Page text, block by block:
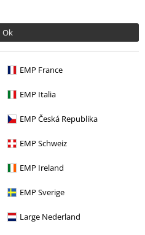
Ok
EMP France
EMP Italia
EMP Česká Republika
EMP Schweiz
EMP Ireland
EMP Sverige
Large Nederland
Du kan då nå oss mellan